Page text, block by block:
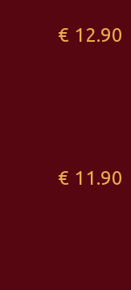
€ 12.90
€ 11.90